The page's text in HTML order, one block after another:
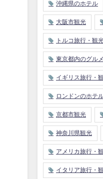
沖縄県のホテル
大阪市観光
トルコ旅行・観
東京都内のグルメ
イギリス旅行・
ロンドンのホテ
京都市観光
神奈川県観光
アメリカ旅行・
イタリア旅行・